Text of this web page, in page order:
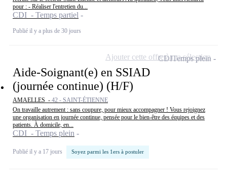
pour : - Réaliser l'entretien du...
CDI - Temps partiel
Publié il y a plus de 30 jours
Aide-Soignant(e) en SSIAD
(journée continue) (H/F)
AMAELLES - 42 - SAINT-ÉTIENNE
On travaille autrement : sans coupure, pour mieux accompagner ! Vous rejoignez
une organisation en journée continue, pensée pour le bien-être des équipes et des
patients. À domicile, en...
CDI - Temps plein
Publié il y a 17 jours Soyez parmi les 1ers à postuler
CDITemps plein
Ajouter cette offre à ma sélection